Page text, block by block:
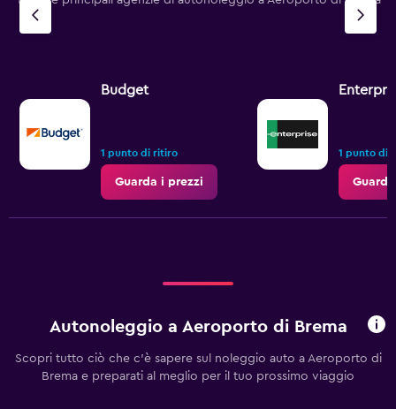
Budget
1 punto di ritiro
Guarda i prezzi
1 punto di
Autonoleggio a Aeroporto di Brema
Scopri tutto ciò che c'è sapere sul noleggio auto a Aeroporto di
Brema e preparati al meglio per il tuo prossimo viaggio